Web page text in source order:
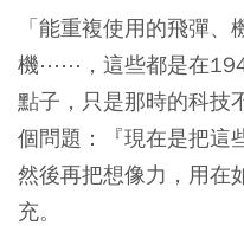
「能重複使用的飛彈
機⋯⋯，這些都是在
點子，只是那時的科技
個問題：『現在是把這
然後再把想像力，用在
充。